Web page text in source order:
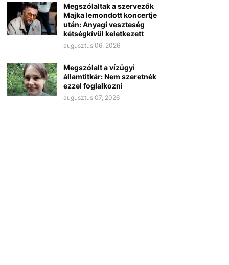
Megszólaltak a szervezők
Majka lemondott koncertje
után: Anyagi veszteség
kétségkívül keletkezett
augusztus 06, 2026
Megszólalt a vízügyi
államtitkár: Nem szeretnék
ezzel foglalkozni
augusztus 07, 2026